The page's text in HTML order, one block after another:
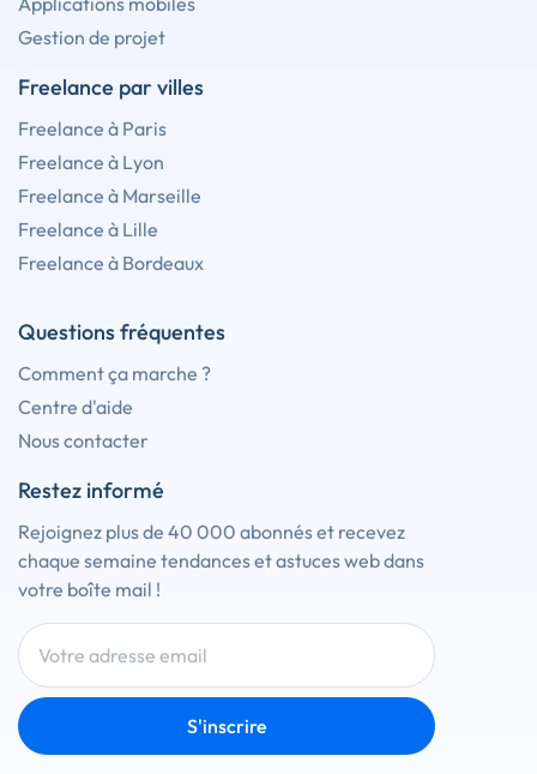
Gestion de projet
Freelance par villes
Freelance à Paris
Freelance à Lyon
Freelance à Marseille
Freelance à Lille
Freelance à Bordeaux
Questions fréquentes
Comment ça marche ?
Centre d'aide
Nous contacter
Restez informé
Rejoignez plus de 40 000 abonnés et recevez
chaque semaine tendances et astuces web dans
votre boîte mail !
S'inscrire